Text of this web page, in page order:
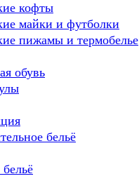
кофты
майки и футболки
пижамы и термобелье
обувь
бельё